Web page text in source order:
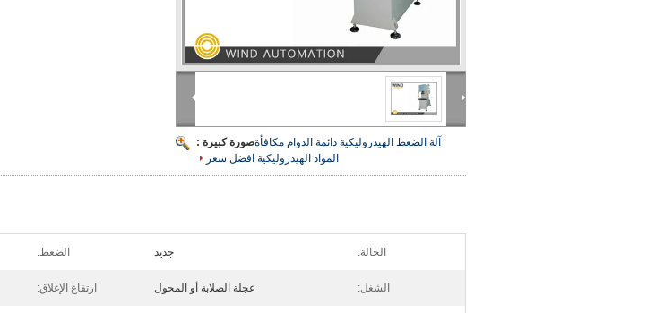
صورة كبيرة :آلة الضغط الهيدروليكية دائمة الدوام مكافأة
المواد الهيدروليكية افضل سعر
الحالة: جديد الضغط:
الشغل: عجلة الصلابة أو المحول ارتفاع الإغلاق: